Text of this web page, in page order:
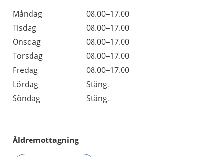
Måndag
08.00–17.00
Tisdag
08.00–17.00
Onsdag
08.00–17.00
Torsdag
08.00–17.00
Fredag
08.00–17.00
Lördag
Stängt
Söndag
Stängt
Äldremottagning